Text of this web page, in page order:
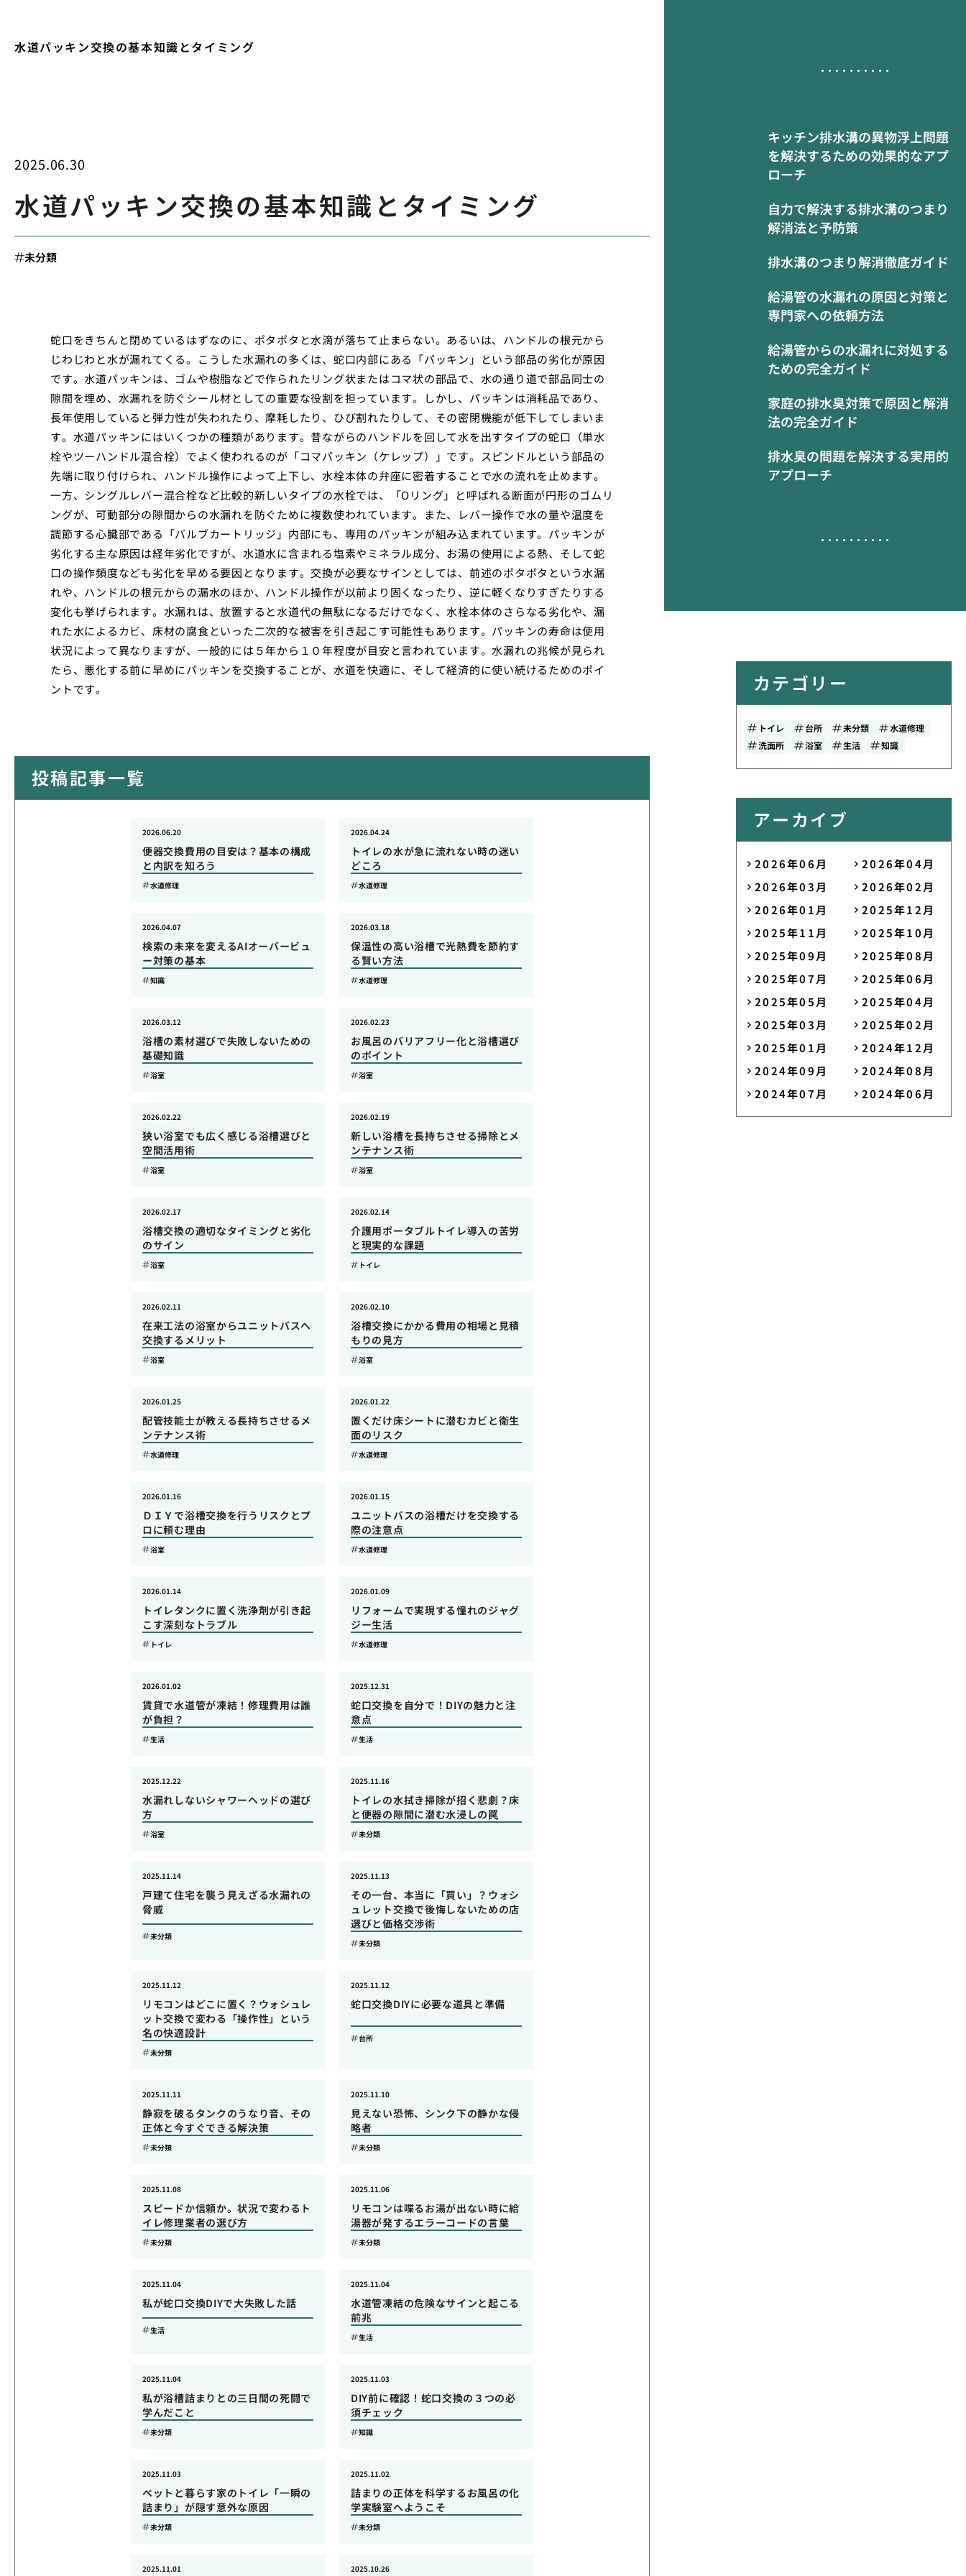
水道パッキン交換の基本知識とタイミング
キッチン排水溝の異物浮上問題
を解決するための効果的なアプ
ローチ
自力で解決する排水溝のつまり
解消法と予防策
排水溝のつまり解消徹底ガイド
給湯管の水漏れの原因と対策と
専門家への依頼方法
給湯管からの水漏れに対処する
ための完全ガイド
家庭の排水臭対策で原因と解消
法の完全ガイド
排水臭の問題を解決する実用的
アプローチ
2025.06.30
水道パッキン交換の基本知識とタイミング
未分類
蛇口をきちんと閉めているはずなのに、ポタポタと水滴が落ちて止まらない。あるいは、ハンドルの根元から
じわじわと水が漏れてくる。こうした水漏れの多くは、蛇口内部にある「パッキン」という部品の劣化が原因
です。水道パッキンは、ゴムや樹脂などで作られたリング状またはコマ状の部品で、水の通り道で部品同士の
隙間を埋め、水漏れを防ぐシール材としての重要な役割を担っています。しかし、パッキンは消耗品であり、
長年使用していると弾力性が失われたり、摩耗したり、ひび割れたりして、その密閉機能が低下してしまいま
す。水道パッキンにはいくつかの種類があります。昔ながらのハンドルを回して水を出すタイプの蛇口（単水
栓やツーハンドル混合栓）でよく使われるのが「コマパッキン（ケレップ）」です。スピンドルという部品の
先端に取り付けられ、ハンドル操作によって上下し、水栓本体の弁座に密着することで水の流れを止めます。
一方、シングルレバー混合栓など比較的新しいタイプの水栓では、「Oリング」と呼ばれる断面が円形のゴムリ
ングが、可動部分の隙間からの水漏れを防ぐために複数使われています。また、レバー操作で水の量や温度を
調節する心臓部である「バルブカートリッジ」内部にも、専用のパッキンが組み込まれています。パッキンが
劣化する主な原因は経年劣化ですが、水道水に含まれる塩素やミネラル成分、お湯の使用による熱、そして蛇
口の操作頻度なども劣化を早める要因となります。交換が必要なサインとしては、前述のポタポタという水漏
れや、ハンドルの根元からの漏水のほか、ハンドル操作が以前より固くなったり、逆に軽くなりすぎたりする
変化も挙げられます。水漏れは、放置すると水道代の無駄になるだけでなく、水栓本体のさらなる劣化や、漏
れた水によるカビ、床材の腐食といった二次的な被害を引き起こす可能性もあります。パッキンの寿命は使用
状況によって異なりますが、一般的には５年から１０年程度が目安と言われています。水漏れの兆候が見られ
たら、悪化する前に早めにパッキンを交換することが、水道を快適に、そして経済的に使い続けるためのポイ
ントです。
投稿記事一覧
便器交換費用の目安は？基本の構成
と内訳を知ろう
2026.06.20
水道修理
トイレの水が急に流れない時の迷い
どころ
2026.04.24
水道修理
検索の未来を変えるAIオーバービュ
ー対策の基本
2026.04.07
知識
保温性の高い浴槽で光熱費を節約す
る賢い方法
2026.03.18
水道修理
浴槽の素材選びで失敗しないための
基礎知識
2026.03.12
浴室
お風呂のバリアフリー化と浴槽選び
のポイント
2026.02.23
浴室
狭い浴室でも広く感じる浴槽選びと
空間活用術
2026.02.22
浴室
新しい浴槽を長持ちさせる掃除とメ
ンテナンス術
2026.02.19
浴室
浴槽交換の適切なタイミングと劣化
のサイン
2026.02.17
浴室
介護用ポータブルトイレ導入の苦労
と現実的な課題
2026.02.14
トイレ
在来工法の浴室からユニットバスへ
交換するメリット
2026.02.11
浴室
浴槽交換にかかる費用の相場と見積
もりの見方
2026.02.10
浴室
配管技能士が教える長持ちさせるメ
ンテナンス術
2026.01.25
水道修理
置くだけ床シートに潜むカビと衛生
面のリスク
2026.01.22
水道修理
ＤＩＹで浴槽交換を行うリスクとプ
ロに頼む理由
2026.01.16
浴室
ユニットバスの浴槽だけを交換する
際の注意点
2026.01.15
水道修理
トイレタンクに置く洗浄剤が引き起
こす深刻なトラブル
2026.01.14
トイレ
リフォームで実現する憧れのジャグ
ジー生活
2026.01.09
水道修理
賃貸で水道管が凍結！修理費用は誰
が負担？
2026.01.02
生活
蛇口交換を自分で！DIYの魅力と注
意点
2025.12.31
生活
水漏れしないシャワーヘッドの選び
方
2025.12.22
浴室
トイレの水拭き掃除が招く悲劇？床
と便器の隙間に潜む水浸しの罠
2025.11.16
未分類
戸建て住宅を襲う見えざる水漏れの
脅威
2025.11.14
未分類
その一台、本当に「買い」？ウォシ
ュレット交換で後悔しないための店
選びと価格交渉術
2025.11.13
未分類
リモコンはどこに置く？ウォシュレ
ット交換で変わる「操作性」という
名の快適設計
2025.11.12
未分類
蛇口交換DIYに必要な道具と準備
2025.11.12
台所
静寂を破るタンクのうなり音、その
正体と今すぐできる解決策
2025.11.11
未分類
見えない恐怖、シンク下の静かな侵
略者
2025.11.10
未分類
スピードか信頼か。状況で変わるト
イレ修理業者の選び方
2025.11.08
未分類
リモコンは喋るお湯が出ない時に給
湯器が発するエラーコードの言葉
2025.11.06
未分類
私が蛇口交換DIYで大失敗した話
2025.11.04
生活
水道管凍結の危険なサインと起こる
前兆
2025.11.04
生活
私が浴槽詰まりとの三日間の死闘で
学んだこと
2025.11.04
未分類
DIY前に確認！蛇口交換の３つの必
須チェック
2025.11.03
知識
ペットと暮らす家のトイレ「一瞬の
詰まり」が隠す意外な原因
2025.11.03
未分類
詰まりの正体を科学するお風呂の化
学実験室へようこそ
2025.11.02
未分類
2025.11.01 2025.10.26
カテゴリー
トイレ 台所 未分類
水道修理
洗面所
浴室 生活 知識
アーカイブ
2026年06月
2026年04月
2026年03月
2026年02月
2026年01月
2025年12月
2025年11月
2025年10月
2025年09月
2025年08月
2025年07月
2025年06月
2025年05月
2025年04月
2025年03月
2025年02月
2025年01月
2024年12月
2024年09月
2024年08月
2024年07月
2024年06月